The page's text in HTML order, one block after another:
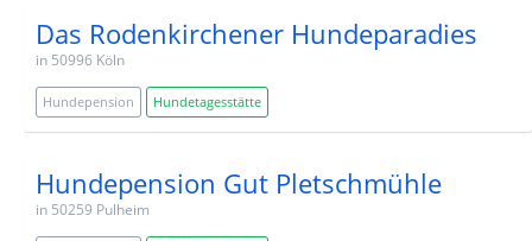
Das Rodenkirchener Hundeparadies
in 50996 Köln
Hundepension Hundetagesstätte
Hundepension Gut Pletschmühle
in 50259 Pulheim